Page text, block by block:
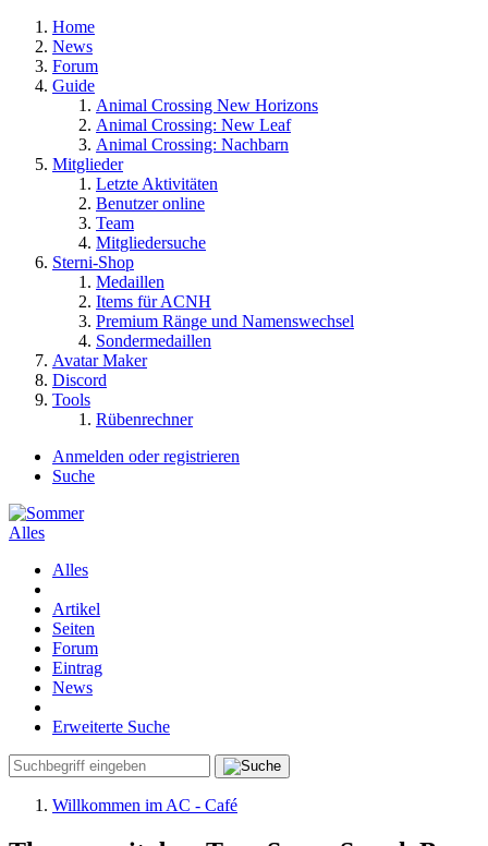
Home
News
Forum
Guide
Animal Crossing New Horizons
Animal Crossing: New Leaf
Animal Crossing: Nachbarn
Mitglieder
Letzte Aktivitäten
Benutzer online
Team
Mitgliedersuche
Sterni-Shop
Medaillen
Items für ACNH
Premium Ränge und Namenswechsel
Sondermedaillen
Avatar Maker
Discord
Tools
Rübenrechner
Anmelden oder registrieren
Suche
Alles
Alles
Artikel
Seiten
Forum
Eintrag
News
Erweiterte Suche
Willkommen im AC - Café